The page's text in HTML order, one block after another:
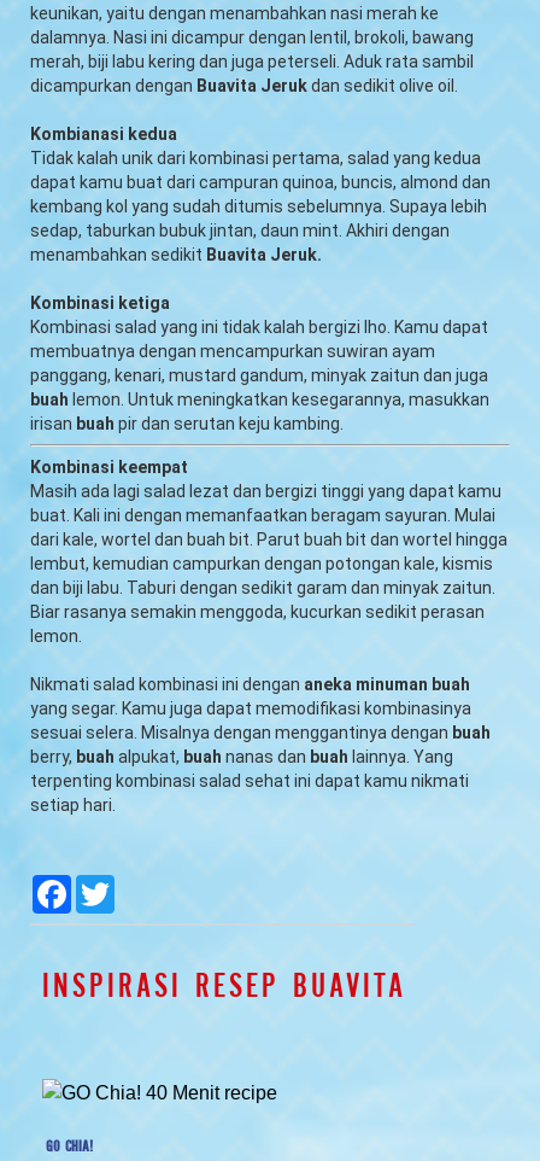
keunikan, yaitu dengan menambahkan nasi merah ke
dalamnya. Nasi ini dicampur dengan lentil, brokoli, bawang
merah, biji labu kering dan juga peterseli. Aduk rata sambil
dicampurkan dengan Buavita Jerukdan sedikit olive oil.
Kombianasi kedua
Tidak kalah unik dari kombinasi pertama, salad yang kedua
dapat kamu buat dari campuran quinoa, buncis, almond dan
kembang kol yang sudah ditumis sebelumnya. Supaya lebih
sedap, taburkan bubuk jintan, daun mint. Akhiri dengan
menambahkan sedikit Buavita Jeruk.
Kombinasi ketiga
Kombinasi salad yang ini tidak kalah bergizi lho. Kamu dapat
membuatnya dengan mencampurkan suwiran ayam
panggang, kenari, mustard gandum, minyak zaitun dan juga
buah lemon. Untuk meningkatkan kesegarannya, masukkan
irisan buah pir dan serutan keju kambing.
Kombinasi keempat
Masih ada lagi salad lezat dan bergizi tinggi yang dapat kamu
buat. Kali ini dengan memanfaatkan beragam sayuran. Mulai
dari kale, wortel dan buah bit. Parut buah bit dan wortel hingga
lembut, kemudian campurkan dengan potongan kale, kismis
dan biji labu. Taburi dengan sedikit garam dan minyak zaitun.
Biar rasanya semakin menggoda, kucurkan sedikit perasan
lemon.
Nikmati salad kombinasi ini dengan aneka minuman buah
yang segar. Kamu juga dapat memodifikasi kombinasinya
sesuai selera. Misalnya dengan menggantinya dengan buah
berry, buah alpukat, buah nanas dan buah lainnya. Yang
terpenting kombinasi salad sehat ini dapat kamu nikmati
setiap hari.
null
Facebook
null null
null
INSPIRASI RESEP BUAVITA
GO CHIA!